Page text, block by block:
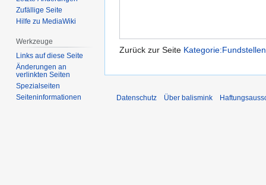
Zurück zur Seite
Zufällige Seite
Hilfe zu MediaWiki
Werkzeuge
Links auf diese Seite
Änderungen an
verlinkten Seiten
Spezialseiten
Seiten­­informationen
Datenschutz Über balismink